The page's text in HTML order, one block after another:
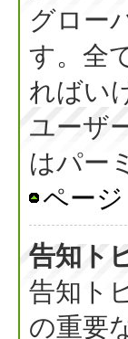
グロー
す。全
ればい
ユーザ
はパー
ペー
告知ト
告知ト
の重要